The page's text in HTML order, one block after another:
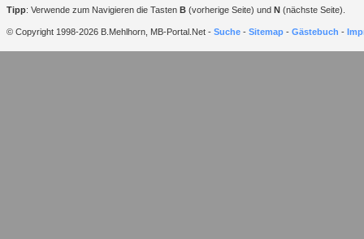
Tipp: Verwende zum Navigieren die Tasten B (vorherige Seite) und N (nächste Seite).
© Copyright 1998-2026 B.Mehlhorn, MB-Portal.Net - Suche - Sitemap - Gästebuch -